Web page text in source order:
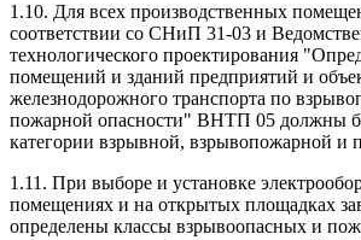
1.10. Для всех производственных
соответствии со СНиП 31-03 и
технологического проектирования
помещений и зданий предприятий и
железнодорожного транспорта по
пожарной опасности" ВНТП 05 должны
категории взрывной, взрывопожарной и
1.11. При выборе и установке
помещениях и на открытых площадках
определены классы взрывоопасных и